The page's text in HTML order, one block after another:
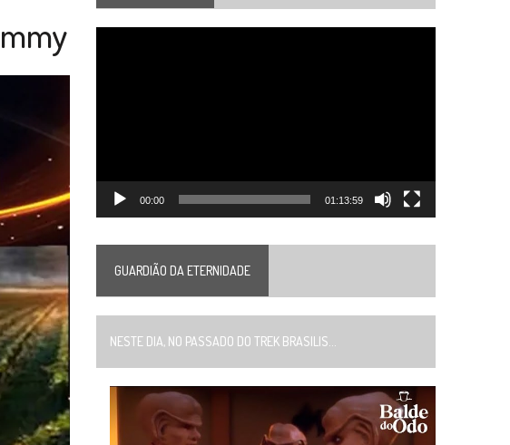
00:00 01:13:59
GUARDIÃO DA ETERNIDADE
NESTE DIA, NO PASSADO DO TREK BRASILIS...